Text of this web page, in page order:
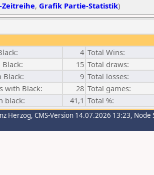
Zeitreihe, Grafik Partie-Statistik)
4 Total Wins:
15 Total draws:
Black: 9 Total losses:
with Black: 28 Total games:
black: 41,1 Total %:
Herzog, CMS-Version 14.07.2026 13:23, Node